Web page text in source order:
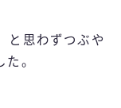
と思わずつぶや
。